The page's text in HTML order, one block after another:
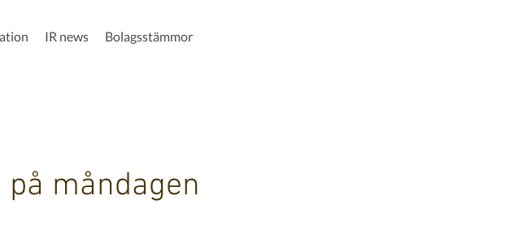
IR news Bolagsstämmor
måndagen